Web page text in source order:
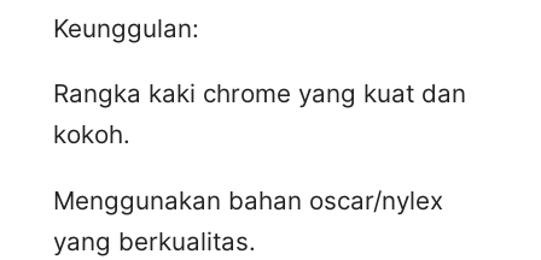
Keunggulan:
Rangka kaki chrome yang kuat dan
kokoh.
Menggunakan bahan oscar/nylex
yang berkualitas.